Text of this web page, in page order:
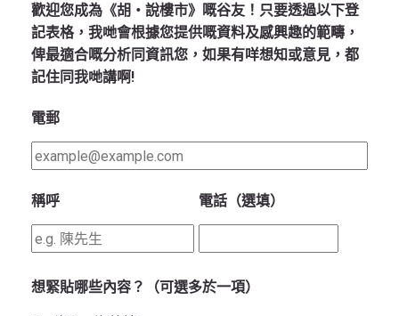
歡迎您成為《胡‧說樓市》嘅谷友！只要透過以下登
記表格，我哋會根據您提供嘅資料及感興趣的範疇，
俾最適合嘅分析同資訊您，如果有咩想知或意見，都
記住同我哋講啊!
電郵
稱呼 電話（選填）
想緊貼哪些內容？（可選多於一項）